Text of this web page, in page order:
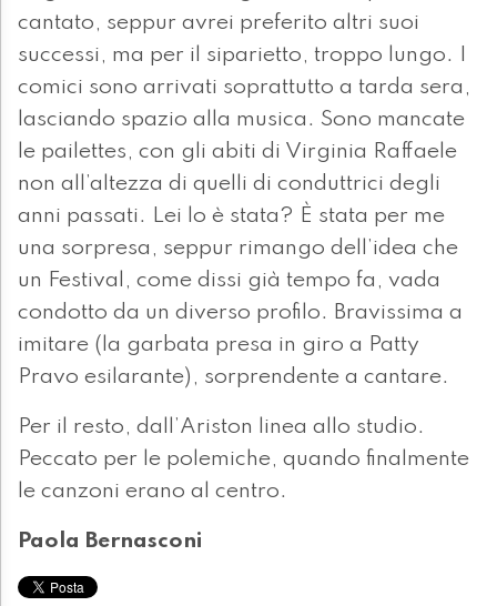
cantato, seppur avrei preferito altri suoi
successi, ma per il siparietto, troppo lungo. I
comici sono arrivati soprattutto a tarda sera,
lasciando spazio alla musica. Sono mancate
le pailettes, con gli abiti di Virginia Raffaele
non all’altezza di quelli di conduttrici degli
anni passati. Lei lo è stata? È stata per me
una sorpresa, seppur rimango dell’idea che
un Festival, come dissi già tempo fa, vada
condotto da un diverso profilo. Bravissima a
imitare (la garbata presa in giro a Patty
Pravo esilarante), sorprendente a cantare.
Per il resto, dall’Ariston linea allo studio.
Peccato per le polemiche, quando finalmente
le canzoni erano al centro.
Paola Bernasconi